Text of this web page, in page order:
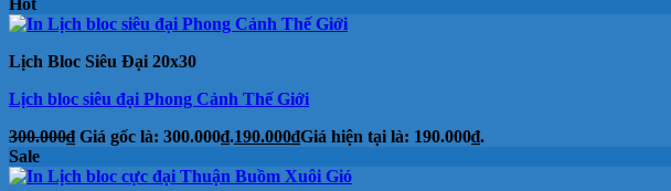
Lịch Bloc Siêu Đại 20x30
Lịch bloc siêu đại Phong Cảnh Thế Giới
300.000₫ Giá gốc là: 300.000₫.190.000₫Giá hiện tại là: 190.000₫.
Sale